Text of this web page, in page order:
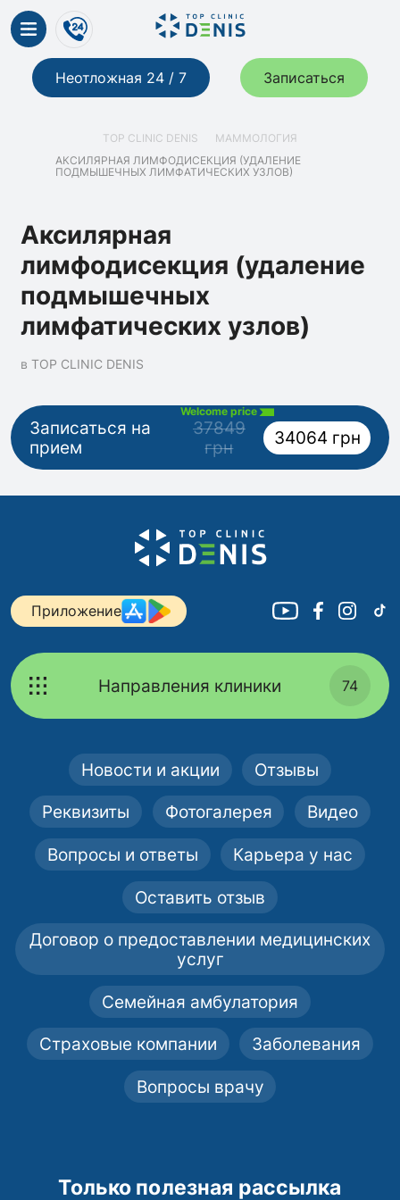
Неотложная 24 / 7 Записаться
TOP CLINIC DENIS
МАММОЛОГИЯ
АКСИЛЯРНАЯ ЛИМФОДИСЕКЦИЯ (УДАЛЕНИЕ
ПОДМЫШЕЧНЫХ ЛИМФАТИЧЕСКИХ УЗЛОВ)
Аксилярная
лимфодисекция (удаление
подмышечных
лимфатических узлов)
в TOP CLINIC DENIS
Записаться на
прием
Welcome price
37849
грн
34064 грн
Приложение
Направления клиники 74
Новости и акции Отзывы
Реквизиты Фотогалерея Видео
Вопросы и ответы Карьера у нас
Оставить отзыв
Договор о предоставлении медицинских
услуг
Семейная амбулатория
Страховые компании Заболевания
Вопросы врачу
Только полезная рассылка